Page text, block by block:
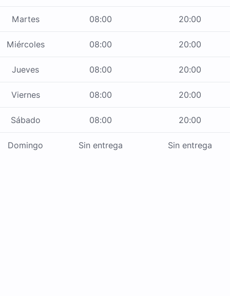
Martes 08:00 20:00
Miércoles 08:00 20:00
Jueves 08:00 20:00
Viernes 08:00 20:00
Sábado 08:00 20:00
Domingo Sin entrega Sin entrega